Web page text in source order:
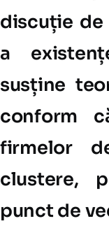
discuție de
a
susține
conform
firmelor
clustere,
punct de